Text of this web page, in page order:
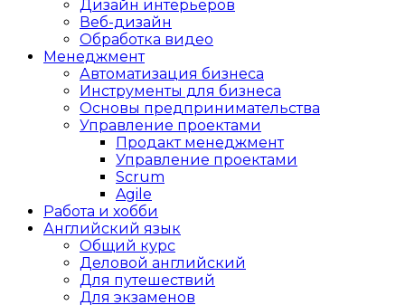
Дизайн интерьеров
Веб-дизайн
Обработка видео
Менеджмент
Автоматизация бизнеса
Инструменты для бизнеса
Основы предпринимательства
Управление проектами
Продакт менеджмент
Управление проектами
Scrum
Agile
Работа и хобби
Английский язык
Общий курс
Деловой английский
Для путешествий
Для экзаменов